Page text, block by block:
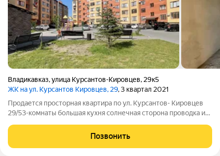
Владикавказ,улица Курсантов-Кировцев, 29к5
ЖК на ул. Курсантов Кировцев, 29, 3 квартал 2021
Продается просторная квартира по ул. Курсантов- Кировцев
29/53-комнаты большая кухня солнечная сторона проводка и
светлая 4/5 этаж, подъезд в отличном состоянии Развитый
район. Рядом школа и садик
Позвонить